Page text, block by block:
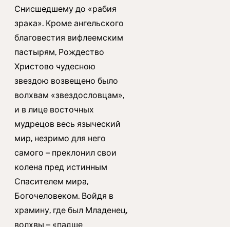
Снисшедшему до «рабия
зрака». Кроме ангельского
благовестия вифлеемским
пастырям, Рождество
Христово чудесною
звездою возвещено было
волхвам «звездословцам»,
и в лице восточных
мудрецов весь языческий
мир, незримо для него
самого – преклонил свои
колена пред истинным
Спасителем мира,
Богочеловеком. Войдя в
храмину, где был Младенец,
волхвы – «падше